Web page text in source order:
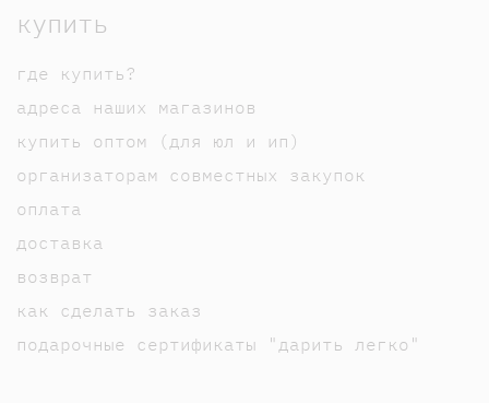
купить
где купить?
адреса наших магазинов
купить оптом (для юл и ип)
организаторам совместных закупок
оплата
доставка
возврат
как сделать заказ
подарочные сертификаты "дарить легко"